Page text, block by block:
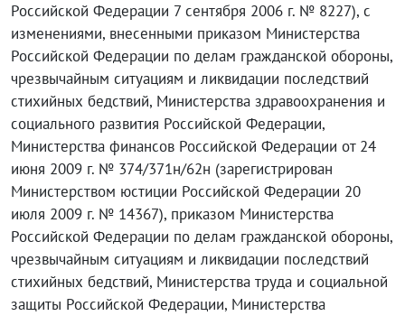
Российской Федерации 7 сентября 2006 г. № 8227), с
изменениями, внесенными приказом Министерства
Российской Федерации по делам гражданской обороны,
чрезвычайным ситуациям и ликвидации последствий
стихийных бедствий, Министерства здравоохранения и
социального развития Российской Федерации,
Министерства финансов Российской Федерации от 24
июня 2009 г. № 374/371н/62н (зарегистрирован
Министерством юстиции Российской Федерации 20
июля 2009 г. № 14367), приказом Министерства
Российской Федерации по делам гражданской обороны,
чрезвычайным ситуациям и ликвидации последствий
стихийных бедствий, Министерства труда и социальной
защиты Российской Федерации, Министерства